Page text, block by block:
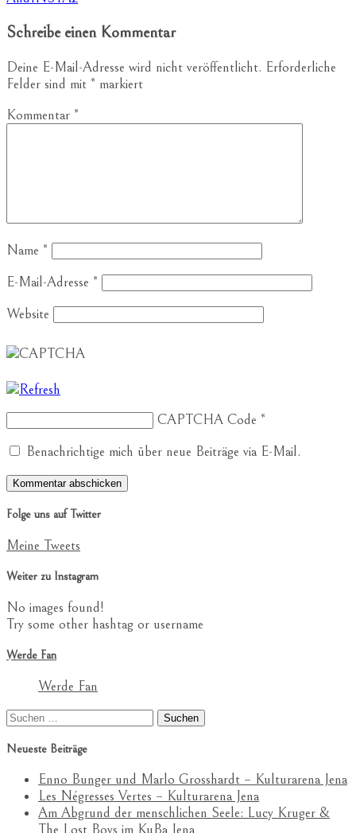
Schreibe einen Kommentar
Deine E-Mail-Adresse wird nicht veröffentlicht. Erforderliche
Felder sind mit * markiert
Kommentar *
Name *
E-Mail-Adresse *
Website
CAPTCHA Code *
Benachrichtige mich über neue Beiträge via E-Mail.
Folge uns auf Twitter
Meine Tweets
Weiter zu Instagram
No images found!
Try some other hashtag or username
Werde Fan
Werde Fan
Suchen
Neueste Beiträge
Enno Bunger und Marlo Grosshardt – Kulturarena Jena
Les Négresses Vertes – Kulturarena Jena
Am Abgrund der menschlichen Seele: Lucy Kruger &